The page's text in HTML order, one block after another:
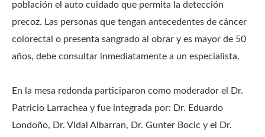
población el auto cuidado que permita la detección
precoz. Las personas que tengan antecedentes de cáncer
colorectal o presenta sangrado al obrar y es mayor de 50
años, debe consultar inmediatamente a un especialista.
En la mesa redonda participaron como moderador el Dr.
Patricio Larrachea y fue integrada por: Dr. Eduardo
Londoño, Dr. Vidal Albarran, Dr. Gunter Bocic y el Dr.